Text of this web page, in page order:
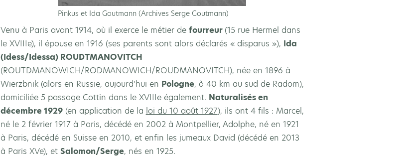
Pinkus et Ida Goutmann (Archives Serge Goutmann)
Venu à Paris avant 1914, où il exerce le métier de fourreur (15 rue Hermel dans
le XVIIIe), il épouse en 1916 (ses parents sont alors déclarés « disparus »), Ida
(Idess/Idessa) ROUDTMANOVITCH
(ROUTDMANOWICH/RODMANOWICH/ROUDMANOVITCH), née en 1896 à
Wierzbnik (alors en Russie, aujourd’hui en Pologne, à 40 km au sud de Radom),
domiciliée 5 passage Cottin dans le XVIIIe également. Naturalisés en
décembre 1929(en application de la loi du 10 août 1927), ils ont 4 fils : Marcel,
né le 2 février 1917 à Paris, décédé en 2002 à Montpellier, Adolphe, né en 1921
à Paris, décédé en Suisse en 2010, et enfin les jumeaux David (décédé en 2013
à Paris XVe), et Salomon/Serge, nés en 1925.